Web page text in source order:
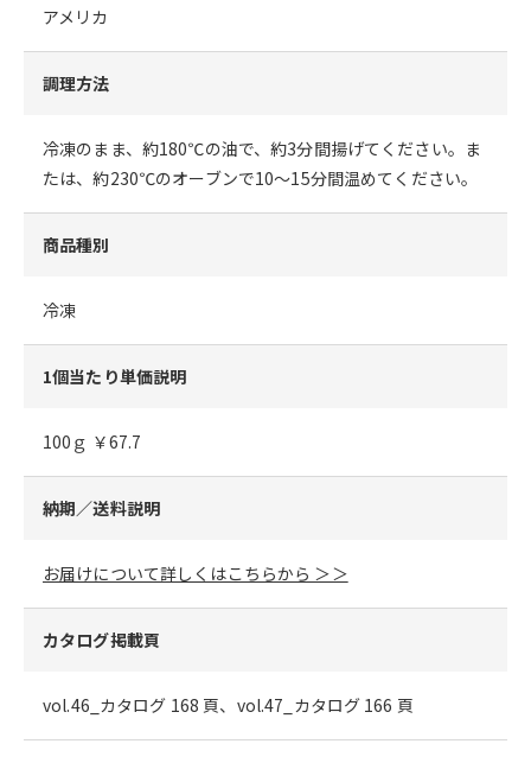
アメリカ
調理方法
冷凍のまま、約180℃の油で、約3分間揚げてください。ま
たは、約230℃のオーブンで10～15分間温めてください。
商品種別
冷凍
1個当たり単価説明
100ｇ ￥67.7
納期／送料説明
お届けについて詳しくはこちらから ＞＞
カタログ掲載頁
vol.46_カタログ 168 頁、vol.47_カタログ 166 頁